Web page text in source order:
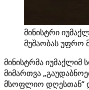
მინისტრი
მუშაობას უფრო
მინისტრმა იუმაქლიმ
მიმართვა
მსოფლიო დღესთან“